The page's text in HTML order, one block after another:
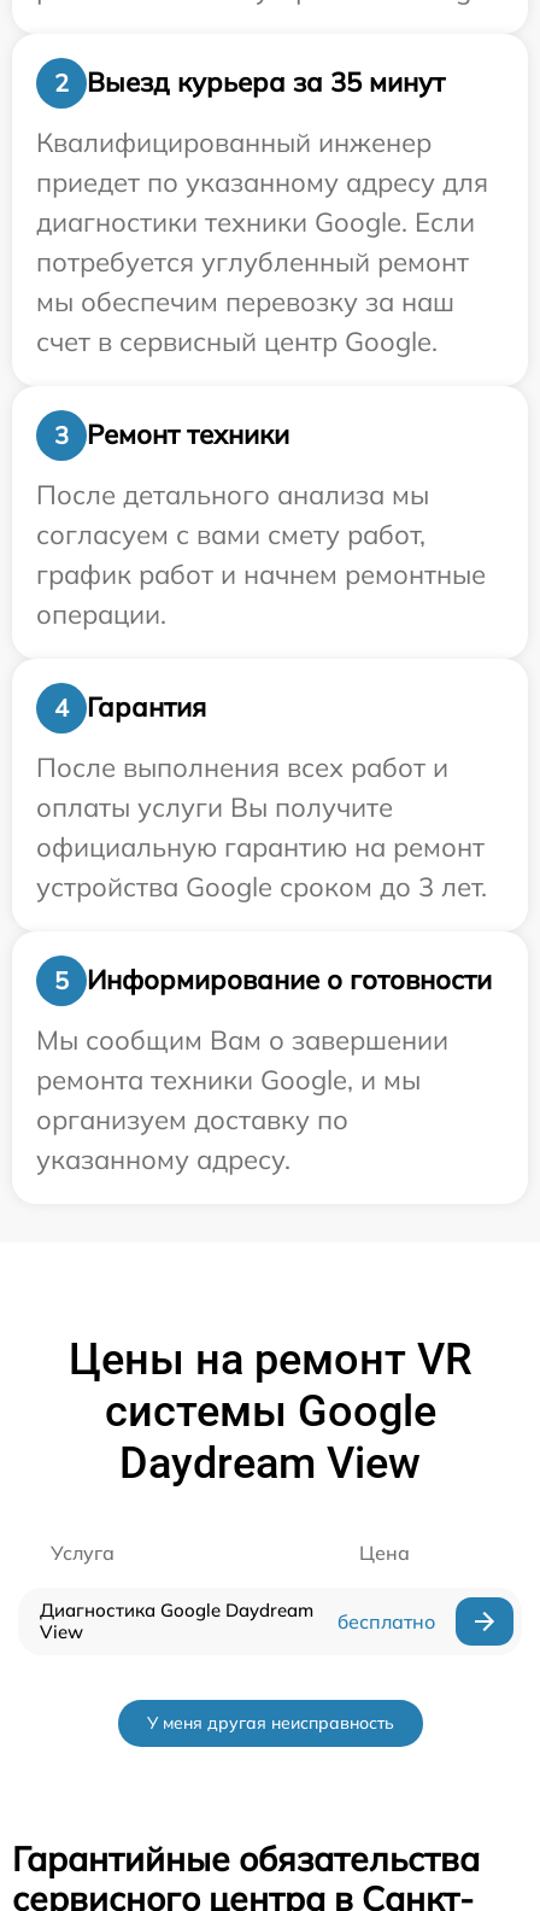
2
Выезд курьера за 35 минут
Квалифицированный инженер
приедет по указанному адресу для
диагностики техники Google. Если
потребуется углубленный ремонт
мы обеспечим перевозку за наш
счет в сервисный центр Google.
3
Ремонт техники
После детального анализа мы
согласуем с вами смету работ,
график работ и начнем ремонтные
операции.
4
Гарантия
После выполнения всех работ и
оплаты услуги Вы получите
официальную гарантию на ремонт
устройства Google сроком до 3 лет.
5
Информирование о готовности
Мы сообщим Вам о завершении
ремонта техники Google, и мы
организуем доставку по
указанному адресу.
Цены на ремонт VR
системы Google
Daydream View
Услуга Цена
Диагностика Google Daydream
View
бесплатно
У меня другая неисправность
Гарантийные обязательства
сервисного центра в Санкт-